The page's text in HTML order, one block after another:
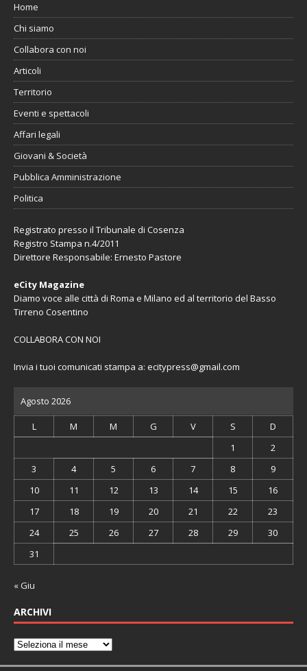
Home
Chi siamo
Collabora con noi
Articoli
Territorio
Eventi e spettacoli
Affari legali
Giovani & Società
Pubblica Amministrazione
Politica
Registrato presso il Tribunale di Cosenza
Registro Stampa n.4/2011
Direttore Responsabile: Ernesto Pastore
eCity Magazine
Diamo voce alle città di Roma e Milano ed al territorio del Basso
Tirreno Cosentino
COLLABORA CON NOI
Invia i tuoi comunicati stampa a: ecitypress@gmail.com
Agosto 2026
L M M G V S
D
1
2
3
4 5 6 7 8
9
10
11 12 13 14 15
16
17
18 19 20 21 22
23
24
25 26 27 28 29
30
31
« Giu
ARCHIVI